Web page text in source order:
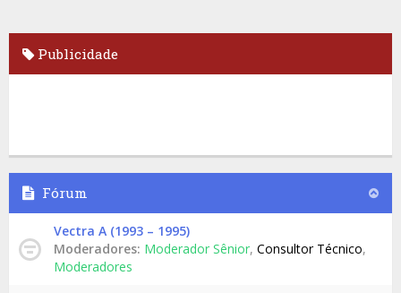
Publicidade
Fórum
Vectra A (1993 – 1995)
Moderadores: Moderador Sênior, Consultor Técnico,
Moderadores